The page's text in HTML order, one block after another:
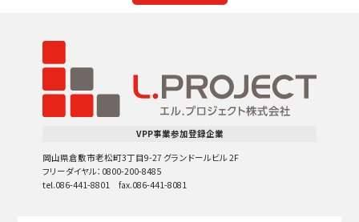
VPP事業参加登録企業
岡山県倉敷市老松町3丁目9-27 グランドールビル 2F
フリーダイヤル：0800-200-8485
tel.086-441-8801 fax.086-441-8081